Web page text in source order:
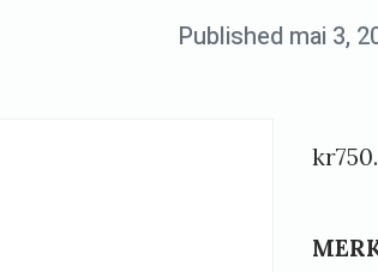
Posted
Published mai 3,
kr